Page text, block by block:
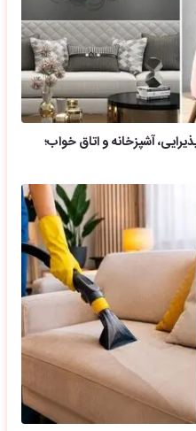
آشپزخانه و اتاق خواب؛